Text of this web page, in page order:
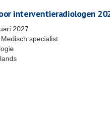
interventieradiologen
2027
specialist